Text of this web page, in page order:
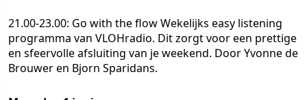
21.00-23.00: Go with the flowWekelijks easy listening
programma van VLOHradio. Dit zorgt voor een prettige
en sfeervolle afsluiting van je weekend. Door Yvonne de
Brouwer en Bjorn Sparidans.